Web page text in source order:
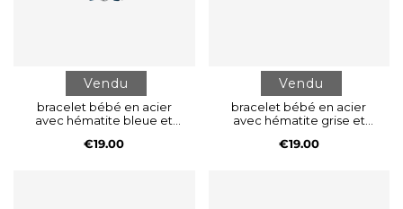
Vendu
bracelet bébé en acier
avec hématite bleue et
€19.00
Vendu
bracelet bébé en acier
avec hématite grise et
€19.00